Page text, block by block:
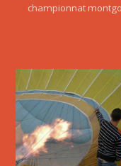
championnat